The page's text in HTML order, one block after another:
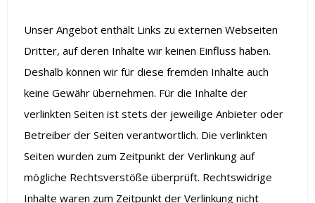
Unser Angebot enthält Links zu externen Webseiten
Dritter, auf deren Inhalte wir keinen Einfluss haben.
Deshalb können wir für diese fremden Inhalte auch
keine Gewähr übernehmen. Für die Inhalte der
verlinkten Seiten ist stets der jeweilige Anbieter oder
Betreiber der Seiten verantwortlich. Die verlinkten
Seiten wurden zum Zeitpunkt der Verlinkung auf
mögliche Rechtsverstöße überprüft. Rechtswidrige
Inhalte waren zum Zeitpunkt der Verlinkung nicht